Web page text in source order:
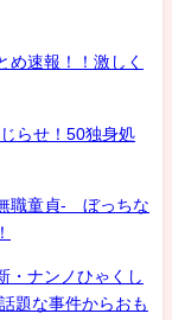
め速報！！激しく
らせ！50独身処
職童貞- ぼっちな
・ナンノひゃくし
題な事件からおも